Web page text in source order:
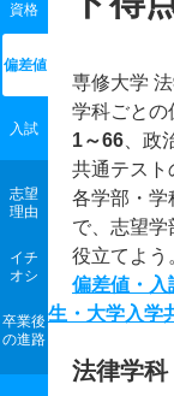
資格
偏差値
入試
志望
理由
イチ
オシ
卒業後
の進路
専修大学
学科ごとの
1～66 、政
共通テスト
各学部・学
で、志望学
役立てよう
偏差値・入
生・大学入学
法律学科